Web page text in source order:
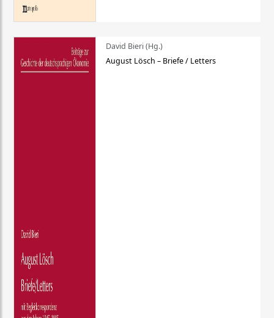
David Bieri (Hg.)
August Lösch – Briefe / Letters